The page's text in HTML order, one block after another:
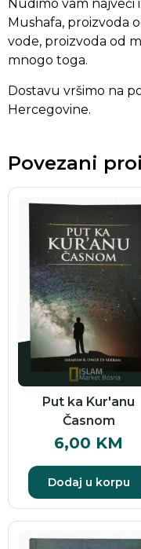
Nudimo vam najveći
Mushafa, proizvoda
vode, proizvoda od
mnogo toga.
Dostavu vršimo na
Hercegovine.
Povezani
Put ka Kur'anu
Časnom
6,00 KM
Dodaj u korpu